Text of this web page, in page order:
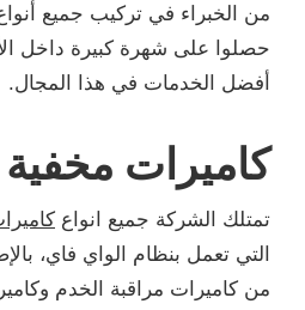
من الخبراء في تركيب جميع
حصلوا على شهرة كبيرة داخل
أفضل الخدمات في هذا المجال.
كاميرات
تمتلك الشركة جميع انواع
التي تعمل بنظام الواي فاي،
من كاميرات مراقبة الخدم